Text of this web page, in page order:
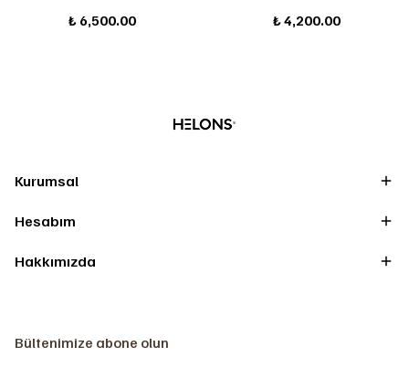
₺ 6,500.00 ₺ 4,200.00
Kurumsal
Hesabım
Hakkımızda
Bültenimize abone olun